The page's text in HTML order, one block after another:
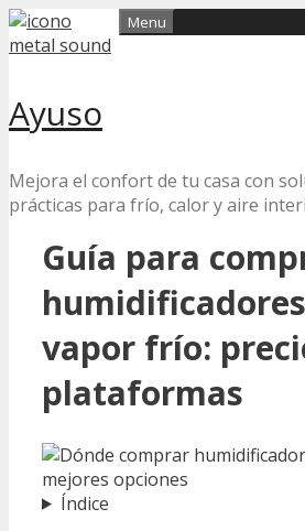
Skip
to
Ayuso
Mejora el confort de tu casa con
prácticas para frío, calor y aire
Menu
Guía para
vapor frío:
plataformas
Índice